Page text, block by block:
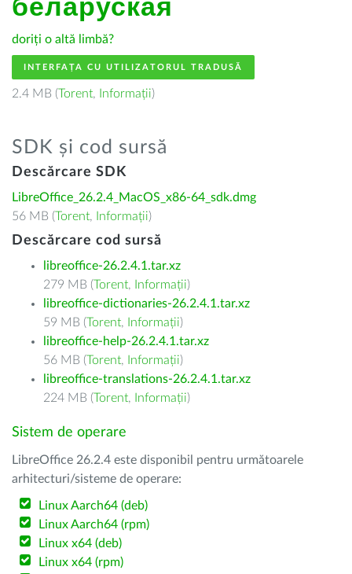
беларуская
doriți o altă limbă?
INTERFAȚA CU UTILIZATORUL TRADUSĂ
2.4 MB (Torent, Informații)
SDK și cod sursă
Descărcare SDK
LibreOffice_26.2.4_MacOS_x86-64_sdk.dmg
56 MB (Torent, Informații)
Descărcare cod sursă
libreoffice-26.2.4.1.tar.xz
279 MB (Torent, Informații)
libreoffice-dictionaries-26.2.4.1.tar.xz
59 MB (Torent, Informații)
libreoffice-help-26.2.4.1.tar.xz
56 MB (Torent, Informații)
libreoffice-translations-26.2.4.1.tar.xz
224 MB (Torent, Informații)
Sistem de operare
LibreOffice 26.2.4 este disponibil pentru următoarele
arhitecturi/sisteme de operare:
Linux Aarch64 (deb)
Linux Aarch64 (rpm)
Linux x64 (deb)
Linux x64 (rpm)